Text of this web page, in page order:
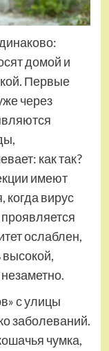
домой и
Первые
через
как так?
имеют
вирус
ослаблен,
высокой,
с улицы
заболеваний.
чумка,